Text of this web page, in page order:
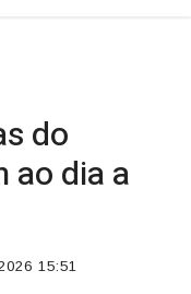
do
ao dia a
15:51